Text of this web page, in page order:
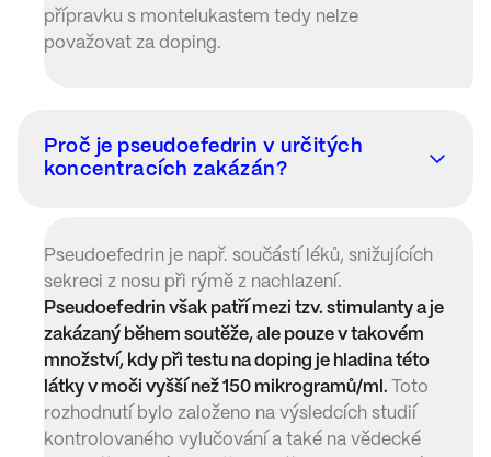
přípravku s montelukastem tedy nelze
považovat za doping.
Proč je pseudoefedrin v určitých
koncentracích zakázán?
Pseudoefedrin je např. součástí léků, snižujících
sekreci z nosu při rýmě z nachlazení.
Pseudoefedrin však patří mezi tzv. stimulanty a je
zakázaný během soutěže, ale pouze v takovém
množství, kdy při testu na doping je hladina této
látky v moči vyšší než 150 mikrogramů/ml.
Toto
rozhodnutí bylo založeno na výsledcích studií
kontrolovaného vylučování a také na vědecké